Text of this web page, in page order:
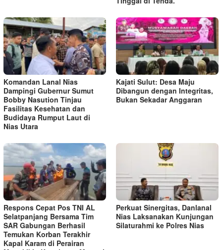
Komandan Lanal Nias
Dampingi Gubernur Sumut
Bobby Nasution Tinjau
Fasilitas Kesehatan dan
Budidaya Rumput Laut di
Nias Utara
Kajati Sulut: Desa Maju
Dibangun dengan Integritas,
Bukan Sekadar Anggaran
Respons Cepat Pos TNI AL
Selatpanjang Bersama Tim
SAR Gabungan Berhasil
Temukan Korban Terakhir
Kapal Karam di Perairan
Perkuat Sinergitas, Danlanal
Nias Laksanakan Kunjungan
Silaturahmi ke Polres Nias